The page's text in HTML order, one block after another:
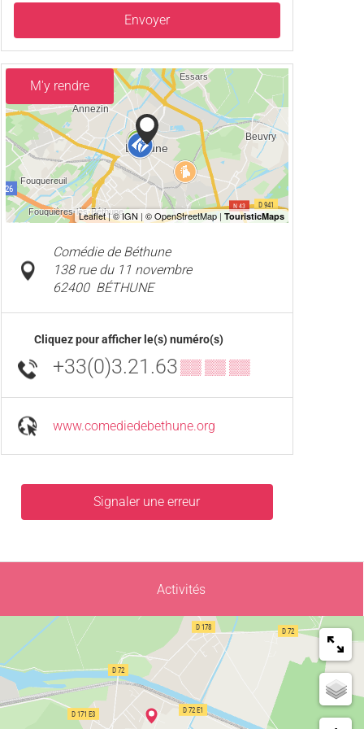
Envoyer
M'y rendre
Comédie de Béthune
138 rue du 11 novembre
62400 BÉTHUNE
Cliquez pour afficher le(s) numéro(s)
+33(0)3.21.63▒▒ ▒▒ ▒▒
www.comediedebethune.org
Signaler une erreur
Activités